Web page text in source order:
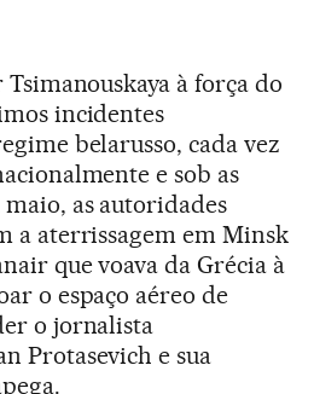
à força do
incidentes
belarusso, cada vez
e sob as
maio, as autoridades
a aterrissagem em Minsk
que voava da Grécia à
o espaço aéreo de
o jornalista
Protasevich e sua